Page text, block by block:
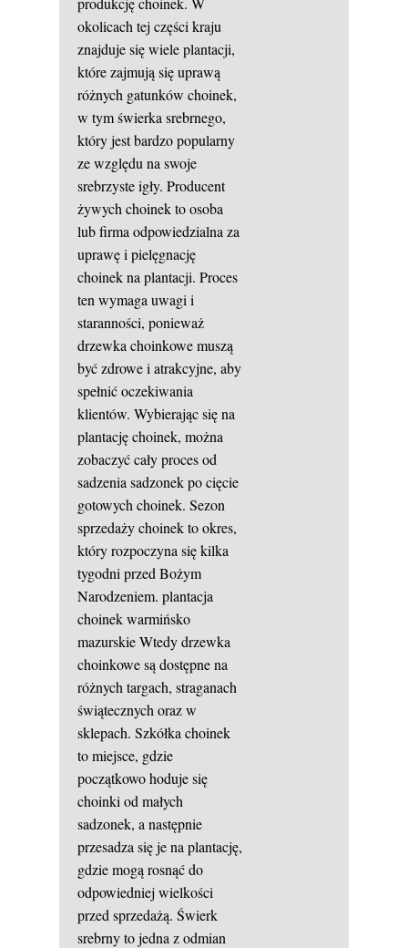
okolicach tej części kraju
znajduje się wiele plantacji,
które zajmują się uprawą
różnych gatunków choinek,
w tym świerka srebrnego,
który jest bardzo popularny
ze względu na swoje
srebrzyste igły. Producent
żywych choinek to osoba
lub firma odpowiedzialna za
uprawę i pielęgnację
choinek na plantacji. Proces
ten wymaga uwagi i
staranności, ponieważ
drzewka choinkowe muszą
być zdrowe i atrakcyjne, aby
spełnić oczekiwania
klientów. Wybierając się na
plantację choinek, można
zobaczyć cały proces od
sadzenia sadzonek po cięcie
gotowych choinek. Sezon
sprzedaży choinek to okres,
który rozpoczyna się kilka
tygodni przed Bożym
Narodzeniem. plantacja
choinek warmińsko
mazurskieWtedy drzewka
choinkowe są dostępne na
różnych targach, straganach
świątecznych oraz w
sklepach. Szkółka choinek
to miejsce, gdzie
początkowo hoduje się
choinki od małych
sadzonek, a następnie
przesadza się je na plantację,
gdzie mogą rosnąć do
odpowiedniej wielkości
przed sprzedażą. Świerk
srebrny to jedna z odmian